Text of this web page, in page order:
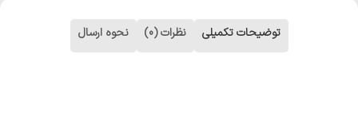
توضیحات تکمیلی نظرات (0) نحوه ارسال